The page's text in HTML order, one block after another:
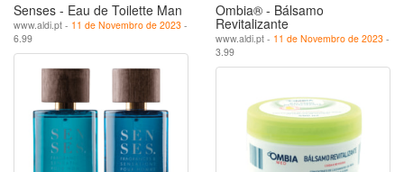
Senses - Eau de Toilette Man
www.aldi.pt - 11 de Novembro de 2023 -
6.99
Ombia® - Bálsamo
Revitalizante
www.aldi.pt - 11 de Novembro de 2023 -
3.99